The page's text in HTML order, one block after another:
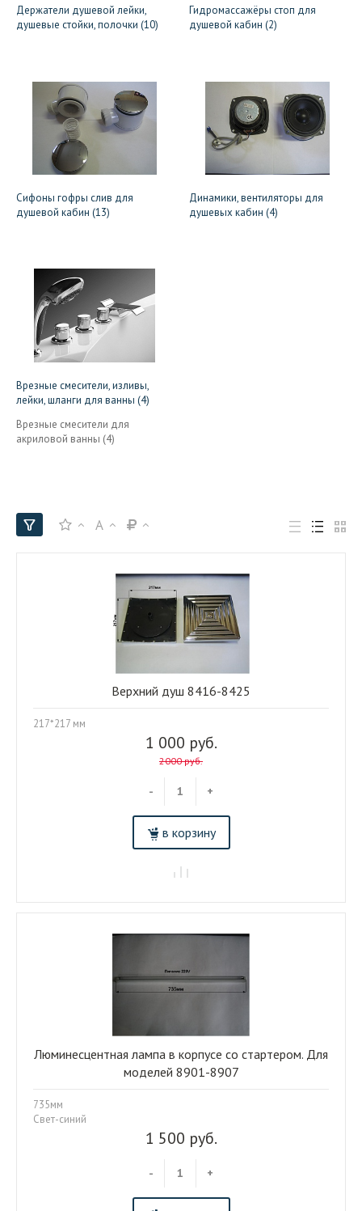
Держатели душевой лейки,
душевые стойки, полочки (10)
Гидромассажёры стоп для
душевой кабин (2)
Сифоны гофры слив для
душевой кабин (13)
Динамики, вентиляторы для
душевых кабин (4)
Врезные смесители, изливы,
лейки, шланги для ванны (4)
Врезные смесители для
акриловой ванны (4)
A
1 000 руб.
2000 руб.
- +
в корзину
Верхний душ 8416-8425
217*217 мм
1 500 руб.
- +
Люминесцентная лампа в корпусе со стартером. Для
моделей 8901-8907
735мм
Свет-синий